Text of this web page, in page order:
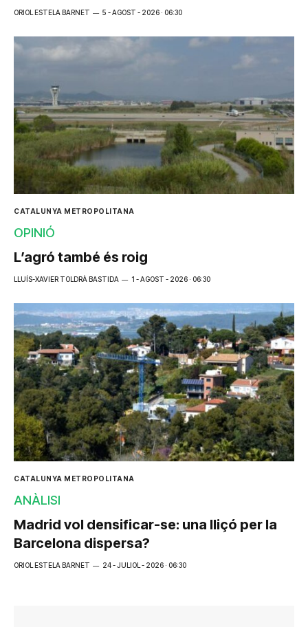
ORIOL ESTELA BARNET 5 - AGOST - 2026 · 06:30
CATALUNYA METROPOLITANA
OPINIÓ
L’agró també és roig
LLUÍS-XAVIER TOLDRÀ BASTIDA 1 - AGOST - 2026 · 06:30
CATALUNYA METROPOLITANA
ANÀLISI
Madrid vol densificar-se: una lliçó per la
Barcelona dispersa?
ORIOL ESTELA BARNET 24 - JULIOL - 2026 · 06:30